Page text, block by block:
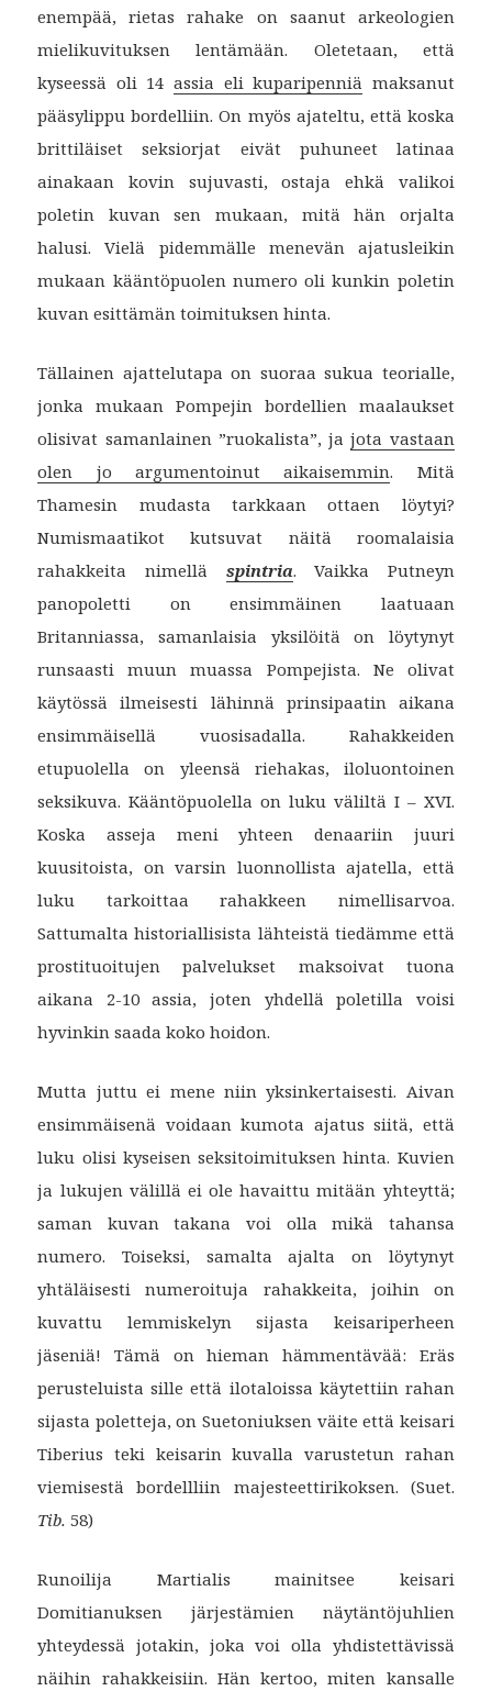
enempää, rietas rahake on saanut arkeologien
mielikuvituksen lentämään. Oletetaan, että
kyseessä oli 14 assia eli kuparipenniä maksanut
pääsylippu bordelliin. On myös ajateltu, että koska
brittiläiset seksiorjat eivät puhuneet latinaa
ainakaan kovin sujuvasti, ostaja ehkä valikoi
poletin kuvan sen mukaan, mitä hän orjalta
halusi. Vielä pidemmälle menevän ajatusleikin
mukaan kääntöpuolen numero oli kunkin poletin
kuvan esittämän toimituksen hinta.
Tällainen ajattelutapa on suoraa sukua teorialle,
jonka mukaan Pompejin bordellien maalaukset
olisivat samanlainen ”ruokalista”, jajota vastaan
olen jo argumentoinut aikaisemmin. Mitä
Thamesin mudasta tarkkaan ottaen löytyi?
Numismaatikot kutsuvat näitä roomalaisia
rahakkeita nimellä spintria. Vaikka Putneyn
panopoletti on ensimmäinen laatuaan
Britanniassa, samanlaisia yksilöitä on löytynyt
runsaasti muun muassa Pompejista. Ne olivat
käytössä ilmeisesti lähinnä prinsipaatin aikana
ensimmäisellä vuosisadalla. Rahakkeiden
etupuolella on yleensä riehakas, iloluontoinen
seksikuva. Kääntöpuolella on luku väliltä I – XVI.
Koska asseja meni yhteen denaariin juuri
kuusitoista, on varsin luonnollista ajatella, että
luku tarkoittaa rahakkeen nimellisarvoa.
Sattumalta historiallisista lähteistä tiedämme että
prostituoitujen palvelukset maksoivat tuona
aikana 2-10 assia, joten yhdellä poletilla voisi
hyvinkin saada koko hoidon.
Mutta juttu ei mene niin yksinkertaisesti. Aivan
ensimmäisenä voidaan kumota ajatus siitä, että
luku olisi kyseisen seksitoimituksen hinta. Kuvien
ja lukujen välillä ei ole havaittu mitään yhteyttä;
saman kuvan takana voi olla mikä tahansa
numero. Toiseksi, samalta ajalta on löytynyt
yhtäläisesti numeroituja rahakkeita, joihin on
kuvattu lemmiskelyn sijasta keisariperheen
jäseniä! Tämä on hieman hämmentävää: Eräs
perusteluista sille että ilotaloissa käytettiin rahan
sijasta poletteja, on Suetoniuksen väite että keisari
Tiberius teki keisarin kuvalla varustetun rahan
viemisestä bordellliin majesteettirikoksen. (Suet.
Tib. 58)
Runoilija Martialis mainitsee keisari
Domitianuksen järjestämien näytäntöjuhlien
yhteydessä jotakin, joka voi olla yhdistettävissä
näihin rahakkeisiin. Hän kertoo, miten kansalle